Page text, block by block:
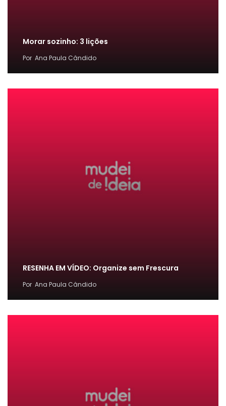
Morar sozinho: 3 lições
Por Ana Paula Cândido
RESENHA EM VÍDEO: Organize sem Frescura
Por Ana Paula Cândido